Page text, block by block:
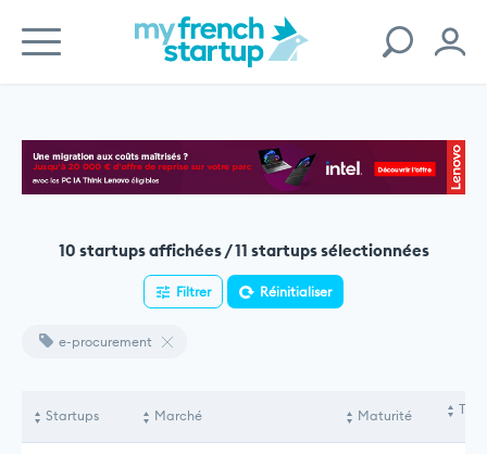
10 startups affichées / 11 startups sélectionnées
Filtrer Réinitialiser
e-procurement
Startups Marché Maturité